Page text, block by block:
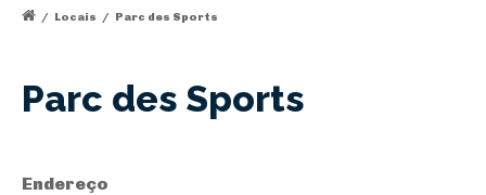
/ Locais / Parc des Sports
Parc des Sports
Endereço